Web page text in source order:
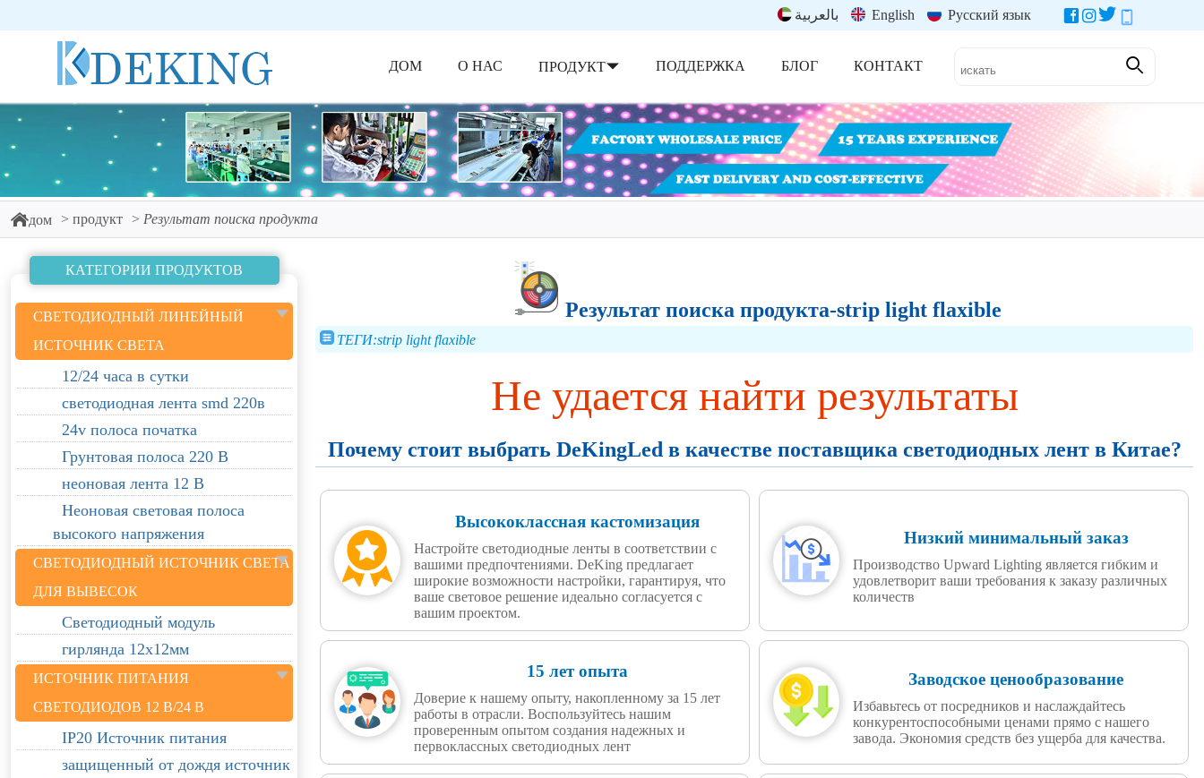
بالعربية English Русский язык
ДОМ О НАС ПРОДУКТ ПОДДЕРЖКА БЛОГ КОНТАКТ
дом продукт Результат поиска продукта
КАТЕГОРИИ ПРОДУКТОВ
СВЕТОДИОДНЫЙ ЛИНЕЙНЫЙ
ИСТОЧНИК СВЕТА
12/24 часа в сутки
светодиодная лента smd 220в
24v полоса початка
Грунтовая полоса 220 В
неоновая лента 12 В
Неоновая световая полоса
высокого напряжения
СВЕТОДИОДНЫЙ ИСТОЧНИК СВЕТА
ДЛЯ ВЫВЕСОК
Светодиодный модуль
гирлянда 12х12мм
ИСТОЧНИК ПИТАНИЯ
СВЕТОДИОДОВ 12 В/24 В
IP20 Источник питания
защищенный от дождя источник
Результат поиска продукта-strip light flaxible
ТЕГИ:strip light flaxible
Не удается найти результаты
Почему стоит выбрать DeKingLed в качестве поставщика светодиодных лент в Китае?
Высококлассная кастомизация
Настройте светодиодные ленты в соответствии с
вашими предпочтениями. DeKing предлагает
широкие возможности настройки, гарантируя, что
ваше световое решение идеально согласуется с
вашим проектом.
Низкий минимальный заказ
Производство Upward Lighting является гибким и
удовлетворит ваши требования к заказу различных
количеств
15 лет опыта
Доверие к нашему опыту, накопленному за 15 лет
работы в отрасли. Воспользуйтесь нашим
проверенным опытом создания надежных и
первоклассных светодиодных лент
Заводское ценообразование
Избавьтесь от посредников и наслаждайтесь
конкурентоспособными ценами прямо с нашего
завода. Экономия средств без ущерба для качества.